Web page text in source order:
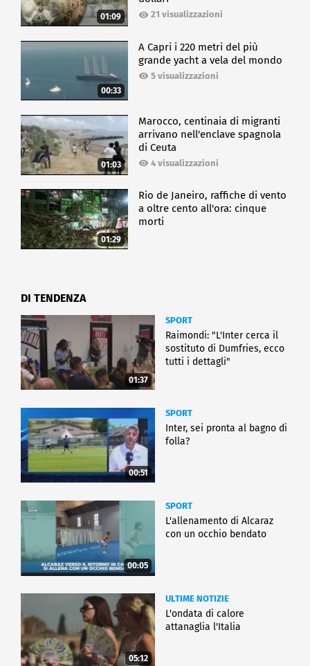
01:09 21 visualizzazioni
00:33
A Capri i 220 metri del più
grande yacht a vela del mondo
5 visualizzazioni
01:03
Marocco, centinaia di migranti
arrivano nell'enclave spagnola
di Ceuta
4 visualizzazioni
01:29
Rio de Janeiro, raffiche di vento
a oltre cento all'ora: cinque
morti
DI TENDENZA
01:37
SPORT
Raimondi: "L'Inter cerca il
sostituto di Dumfries, ecco
tutti i dettagli"
00:51
SPORT
Inter, sei pronta al bagno di
folla?
00:05
SPORT
L'allenamento di Alcaraz
con un occhio bendato
05:12
ULTIME NOTIZIE
L'ondata di calore
attanaglia l'Italia